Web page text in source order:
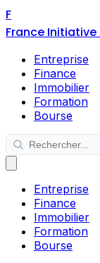
F
France Initiative
Entreprise
Finance
Immobilier
Formation
Bourse
Entreprise
Finance
Immobilier
Formation
Bourse